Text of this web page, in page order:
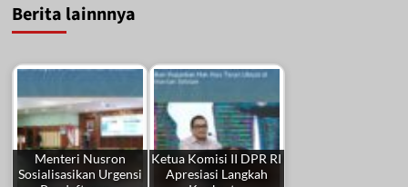
Berita lainnnya
Menteri Nusron
Sosialisasikan Urgensi
Ketua Komisi II DPR RI
Apresiasi Langkah